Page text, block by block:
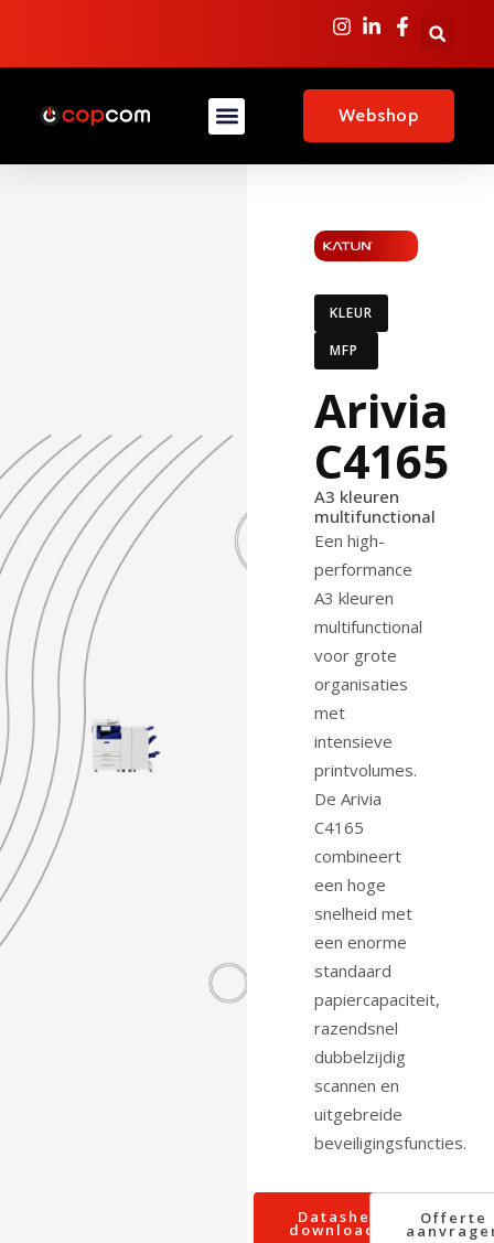
Webshop
KLEUR
MFP
Arivia
C4165
A3 kleuren
multifunctional
Een high-
performance
A3 kleuren
multifunctional
voor grote
organisaties
met
intensieve
printvolumes.
De Arivia
C4165
combineert
een hoge
snelheid met
een enorme
standaard
papiercapaciteit,
razendsnel
dubbelzijdig
scannen en
uitgebreide
beveiligingsfuncties.
Datasheet
downloaden
Offerte